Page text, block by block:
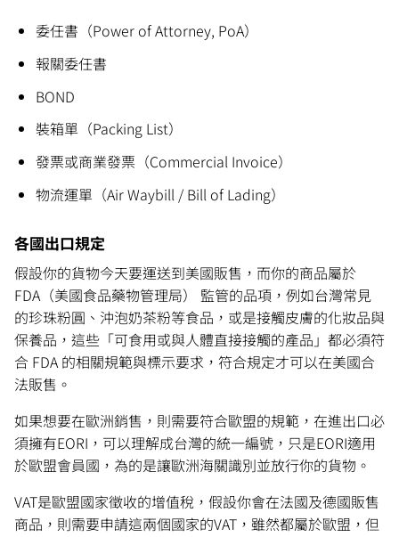
委任書（Power of Attorney, PoA）
報關委任書
BOND
裝箱單（Packing List）
發票或商業發票（Commercial Invoice）
物流運單（Air Waybill / Bill of Lading）
各國出口規定
假設你的貨物今天要運送到美國販售，而你的商品屬於
FDA（美國食品藥物管理局） 監管的品項，例如台灣常見
的珍珠粉圓、沖泡奶茶粉等食品，或是接觸皮膚的化妝品與
保養品，這些「可食用或與人體直接接觸的產品」都必須符
合 FDA 的相關規範與標示要求，符合規定才可以在美國合
法販售。
如果想要在歐洲銷售，則需要符合歐盟的規範，在進出口必
須擁有EORI，可以理解成台灣的統一編號，只是EORI適用
於歐盟會員國，為的是讓歐洲海關識別並放行你的貨物。
VAT是歐盟國家徵收的增值稅，假設你會在法國及德國販售
商品，則需要申請這兩個國家的VAT，雖然都屬於歐盟，但